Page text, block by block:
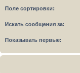
Поле сортировки:
Искать сообщения за:
Показывать первые: